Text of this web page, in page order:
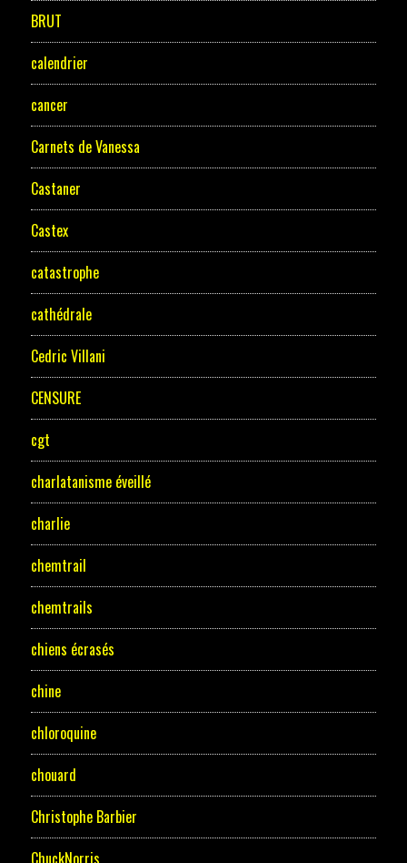
BRUT
calendrier
cancer
Carnets de Vanessa
Castaner
Castex
catastrophe
cathédrale
Cedric Villani
CENSURE
cgt
charlatanisme éveillé
charlie
chemtrail
chemtrails
chiens écrasés
chine
chloroquine
chouard
Christophe Barbier